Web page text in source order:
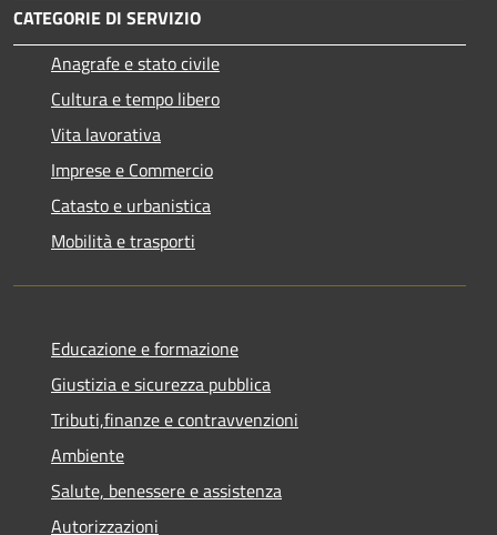
CATEGORIE DI SERVIZIO
Anagrafe e stato civile
Cultura e tempo libero
Vita lavorativa
Imprese e Commercio
Catasto e urbanistica
Mobilità e trasporti
Educazione e formazione
Giustizia e sicurezza pubblica
Tributi,finanze e contravvenzioni
Ambiente
Salute, benessere e assistenza
Autorizzazioni